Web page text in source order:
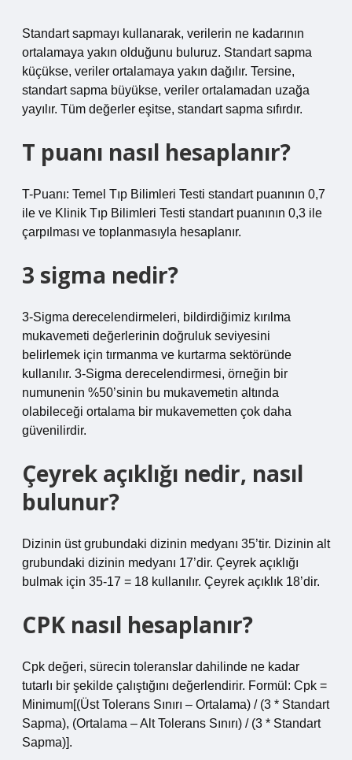
Standart sapmayı kullanarak, verilerin ne kadarının
ortalamaya yakın olduğunu buluruz. Standart sapma
küçükse, veriler ortalamaya yakın dağılır. Tersine,
standart sapma büyükse, veriler ortalamadan uzağa
yayılır. Tüm değerler eşitse, standart sapma sıfırdır.
T puanı nasıl hesaplanır?
T-Puanı: Temel Tıp Bilimleri Testi standart puanının 0,7
ile ve Klinik Tıp Bilimleri Testi standart puanının 0,3 ile
çarpılması ve toplanmasıyla hesaplanır.
3 sigma nedir?
3-Sigma derecelendirmeleri, bildirdiğimiz kırılma
mukavemeti değerlerinin doğruluk seviyesini
belirlemek için tırmanma ve kurtarma sektöründe
kullanılır. 3-Sigma derecelendirmesi, örneğin bir
numunenin %50’sinin bu mukavemetin altında
olabileceği ortalama bir mukavemetten çok daha
güvenilirdir.
Çeyrek açıklığı nedir, nasıl
bulunur?
Dizinin üst grubundaki dizinin medyanı 35’tir. Dizinin alt
grubundaki dizinin medyanı 17’dir. Çeyrek açıklığı
bulmak için 35-17 = 18 kullanılır. Çeyrek açıklık 18’dir.
CPK nasıl hesaplanır?
Cpk değeri, sürecin toleranslar dahilinde ne kadar
tutarlı bir şekilde çalıştığını değerlendirir. Formül: Cpk =
Minimum[(Üst Tolerans Sınırı – Ortalama) / (3 * Standart
Sapma), (Ortalama – Alt Tolerans Sınırı) / (3 * Standart
Sapma)].